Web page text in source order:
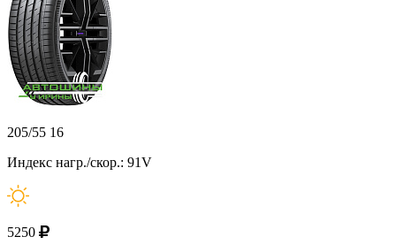
205/55 16
Индекс нагр./скор.: 91V
5250